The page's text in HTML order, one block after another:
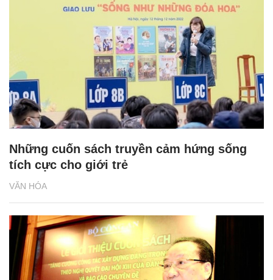
VĂN HÓA
Những cuốn sách truyền cảm hứng sống
tích cực cho giới trẻ